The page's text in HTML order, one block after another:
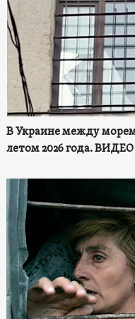
В Украине между
летом 2026 года. ВИДЕО